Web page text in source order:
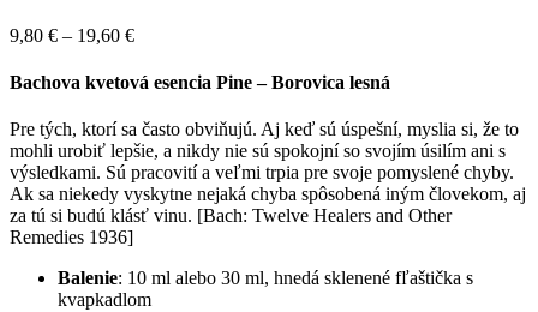
9,80 € – 19,60 €Price
9,80 €
19,60 €
Bachova kvetová esencia Pine – Borovica lesná
Pre tých, ktorí sa často obviňujú. Aj keď sú úspešní, myslia si, že to
mohli urobiť lepšie, a nikdy nie sú spokojní so svojím úsilím ani s
výsledkami. Sú pracovití a veľmi trpia pre svoje pomyslené chyby.
Ak sa niekedy vyskytne nejaká chyba spôsobená iným človekom, aj
za tú si budú klásť vinu. [Bach: Twelve Healers and Other
Remedies 1936]
Balenie: 10 ml alebo 30 ml, hnedá sklenené fľaštička s
kvapkadlom